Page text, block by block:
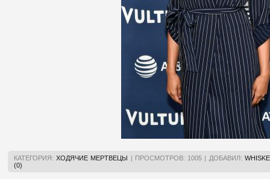
КАТЕГОРИЯ: ХОДЯЧИЕ МЕРТВЕЦЫ | ПРОСМОТРОВ: 1005 | ДОБАВИЛ:
(0)